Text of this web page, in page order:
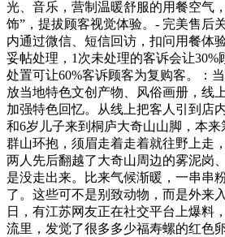
光、音乐，营制温暖舒服的用餐空气
饰”，提拔顾客视觉体验。- 完美售后
内通过微信、短信回访，扣问用餐体
妥帖处理，1次未处理的客诉会让30%
处置可让60%客诉顾客为复购客。：
放当地特色文创产物、风俗画册，线
加强特色回忆。从线上把客人引到店
和6岁儿子来到桐庐大奇山山脚，本
群山环抱，须眉走着走着就往野上走
两人先后翻越了大奇山周边的雾泥岗
是没走出来。比来气候渐暖，一串串
了。这些可不是别致动物，而是外来
日，有江苏网友正在社交平台上爆料
流里，发觉了很多多少福寿螺的红色